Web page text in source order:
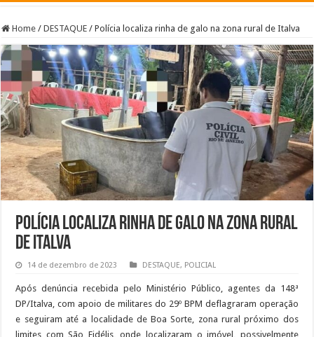
Home / DESTAQUE / Polícia localiza rinha de galo na zona rural de Italva
Polícia localiza rinha de galo na zona rural
de Italva
14 de dezembro de 2023 DESTAQUE, POLICIAL
Após denúncia recebida pelo Ministério Público, agentes da 148ª
DP/Italva, com apoio de militares do 29º BPM deflagraram operação
e seguiram até a localidade de Boa Sorte, zona rural próximo dos
limites com São Fidélis, onde localizaram o imóvel, possivelmente